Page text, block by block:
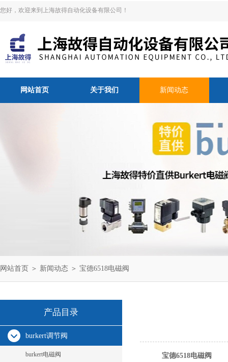
您好，欢迎来到上海故得自动化设备有限公司！
网站首页 关于我们 新闻动态
网站首页 ＞ 新闻动态 ＞ 宝德6518电磁阀
产品目录
burkert调节阀
burkert电磁阀
宝德6518电磁阀